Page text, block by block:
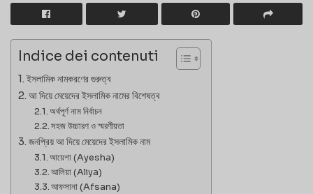
Indice dei contenuti
ইসলামিক নামকরণের গুরুত্ব
আ দিয়ে মেয়েদের ইসলামিক নামের বিশেষত্ব
অর্থপূর্ণ নাম নির্বাচন
সহজ উচ্চারণ ও স্মরণীয়তা
জনপ্রিয় আ দিয়ে মেয়েদের ইসলামিক নাম
আয়েশা (Ayesha)
আলিয়া (Aliya)
আফসানা (Afsana)